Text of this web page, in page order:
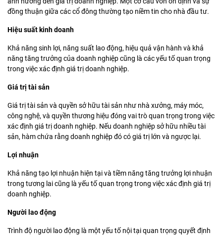
đồng thuận giữa các cổ đông thường tạo niềm tin cho nhà đầu tư.
Hiệu suất kinh doanh
Khả năng sinh lợi, năng suất lao động, hiệu quả vận hành và khả
năng tăng trưởng của doanh nghiệp cũng là các yếu tố quan trọng
trong việc xác định giá trị doanh nghiệp.
Giá trị tài sản
Giá trị tài sản và quyền sở hữu tài sản như nhà xưởng, máy móc,
công nghệ, và quyền thương hiệu đóng vai trò quan trọng trong việc
xác định giá trị doanh nghiệp. Nếu doanh nghiệp sở hữu nhiều tài
sản, hàm chứa rằng doanh nghiệp đó có giá trị lớn và ngược lại.
Lợi nhuận
Khả năng tạo lợi nhuận hiện tại và tiềm năng tăng trưởng lợi nhuận
trong tương lai cũng là yếu tố quan trọng trong việc xác định giá trị
doanh nghiệp.
Người lao động
Trình độ người lao động là một yếu tố nội tại quan trọng quyết định